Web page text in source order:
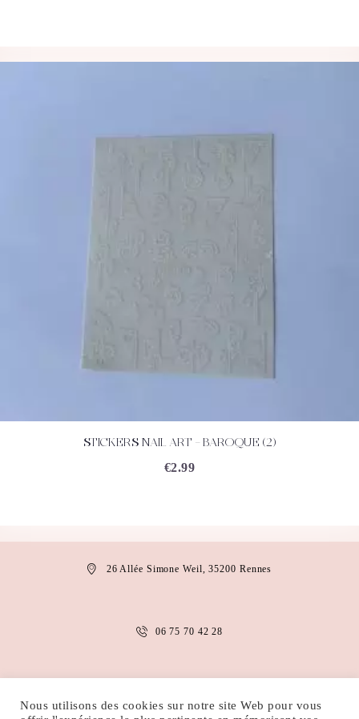
ACHETEZ DÉTAILS
STICKERS NAIL ART – BAROQUE (2)
€2.99
26 Allée Simone Weil, 35200 Rennes
06 75 70 42 28
Nous utilisons des cookies sur notre site Web pour vous